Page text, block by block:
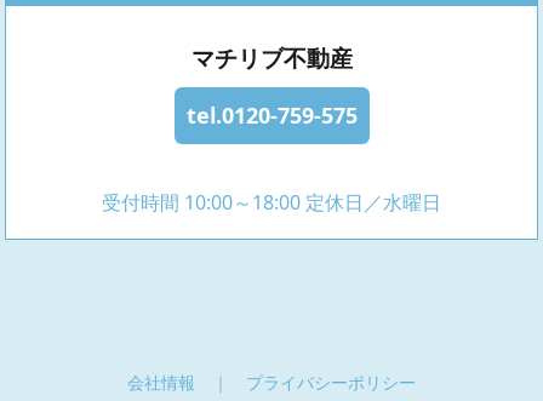
マチリブ不動産
tel.0120-759-575
受付時間 10:00～18:00 定休日／水曜日
会社情報 ｜ プライバシーポリシー